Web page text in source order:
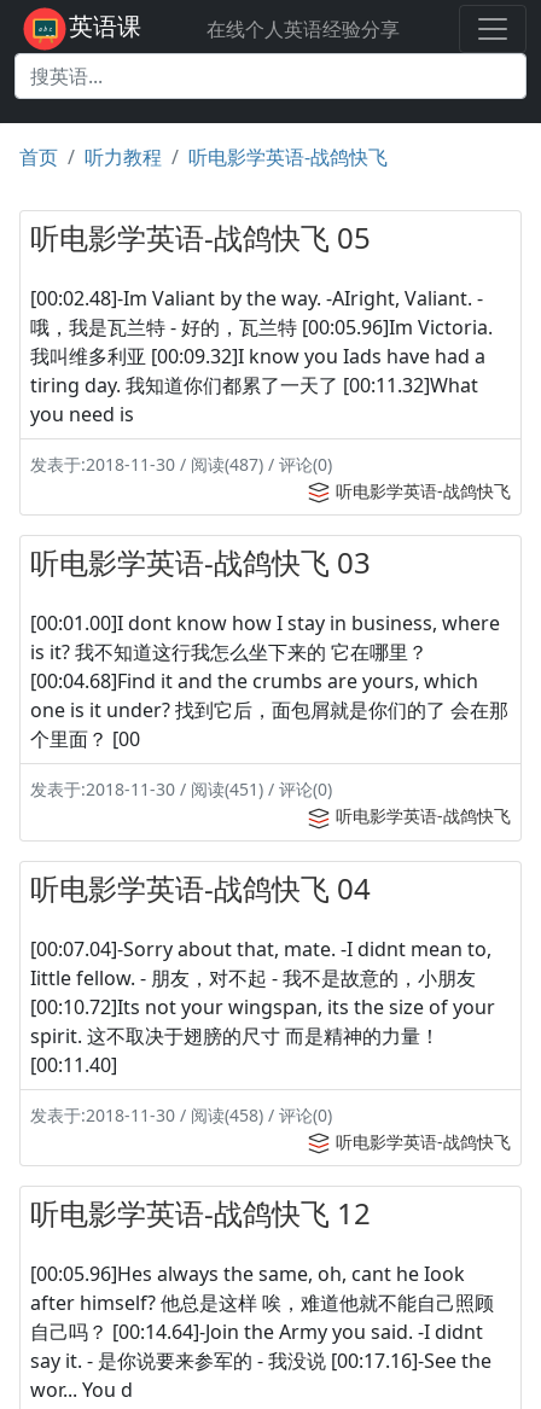
英语课 在线个人英语经验分享
首页 听力教程 听电影学英语-战鸽快飞
听电影学英语-战鸽快飞 05
[00:02.48]-Im Valiant by the way. -AIright, Valiant. -
哦，我是瓦兰特 - 好的，瓦兰特 [00:05.96]Im Victoria.
我叫维多利亚 [00:09.32]I know you Iads have had a
tiring day. 我知道你们都累了一天了 [00:11.32]What
you need is
发表于:2018-11-30 / 阅读(487) / 评论(0)
听电影学英语-战鸽快飞
听电影学英语-战鸽快飞 03
[00:01.00]I dont know how I stay in business, where
is it? 我不知道这行我怎么坐下来的 它在哪里？
[00:04.68]Find it and the crumbs are yours, which
one is it under? 找到它后，面包屑就是你们的了 会在那
个里面？ [00
发表于:2018-11-30 / 阅读(451) / 评论(0)
听电影学英语-战鸽快飞
听电影学英语-战鸽快飞 04
[00:07.04]-Sorry about that, mate. -I didnt mean to,
Iittle fellow. - 朋友，对不起 - 我不是故意的，小朋友
[00:10.72]Its not your wingspan, its the size of your
spirit. 这不取决于翅膀的尺寸 而是精神的力量！
[00:11.40]
发表于:2018-11-30 / 阅读(458) / 评论(0)
听电影学英语-战鸽快飞
听电影学英语-战鸽快飞 12
[00:05.96]Hes always the same, oh, cant he Iook
after himself? 他总是这样 唉，难道他就不能自己照顾
自己吗？ [00:14.64]-Join the Army you said. -I didnt
say it. - 是你说要来参军的 - 我没说 [00:17.16]-See the
wor... You d